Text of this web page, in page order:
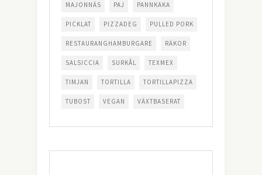
MAJONNÄS PAJ PANNKAKA
PICKLAT PIZZADEG PULLED PORK
RESTAURANGHAMBURGARE RÄKOR
SALSICCIA SURKÅL TEXMEX
TIMJAN TORTILLA TORTILLAPIZZA
TUBOST VEGAN VÄXTBASERAT